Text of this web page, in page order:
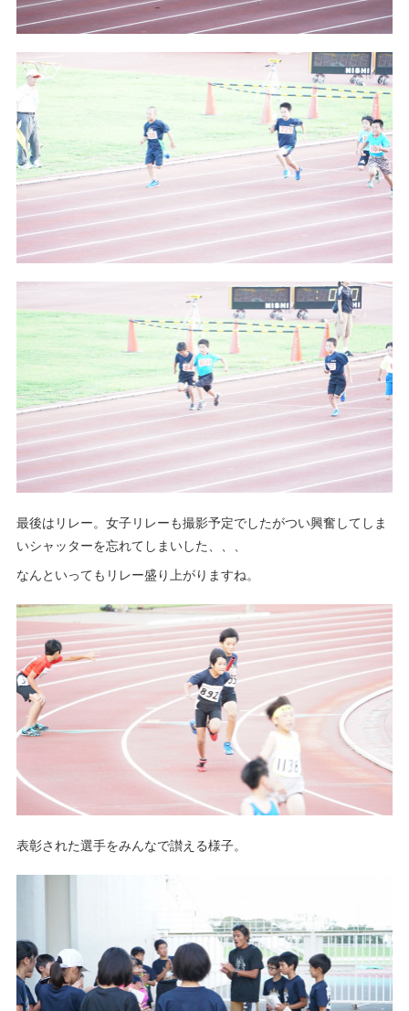
最後はリレー。女子リレーも撮影予定でしたがつい興奮してしま
いシャッターを忘れてしまいした、、、
なんといってもリレー盛り上がりますね。
表彰された選手をみんなで讃える様子。